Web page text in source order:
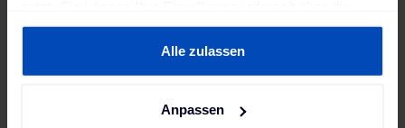
Cookie-Erklärung oder durch Klicken auf das Privacy
Trigger Symbol ändern oder widerrufen
Informationen über Ihre geografische Lage erfassen,
Alle zulassen
Anpassen
weitere
Zum Beispiel was Sie beim Kauf
und der Installation einer
Ladestation beachten sollten.